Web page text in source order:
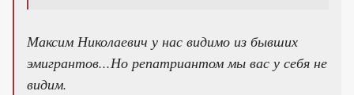
Максим Николаевич у нас видимо из бывших
эмигрантов...Но репатриантом мы вас у себя не
видим.